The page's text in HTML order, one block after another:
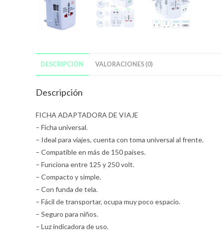
DESCRIPCIÓN VALORACIONES (0)
Descripción
FICHA ADAPTADORA DE VIAJE
– Ficha universal.
– Ideal para viajes, cuenta con toma universal al frente.
– Compatible en más de 150 países.
– Funciona entre 125 y 250 volt.
– Compacto y simple.
– Con funda de tela.
– Fácil de transportar, ocupa muy poco espacio.
– Seguro para niños.
– Luz indicadora de uso.